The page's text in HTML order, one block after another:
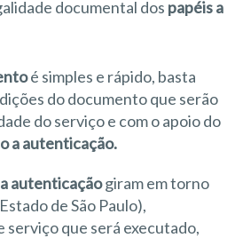
documental dos papéis a
é simples e rápido, basta
do documento que serão
do serviço e com o apoio do
a autenticação.
autenticaçãogiram em torno
de São Paulo),
serviço que será executado,